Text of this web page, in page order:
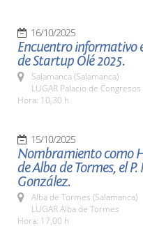
16/10/2025
Encuentro informativo
de Startup Olé 2025.
Salamanca (Salamanca)
LUGAR Palacio de
Hora: 10,30 h
15/10/2025
Nombramiento como
de Alba de Tormes, el
González.
Alba de Tormes (Salamanca)
LUGAR Alba de Tormes
Hora: 17,00 h